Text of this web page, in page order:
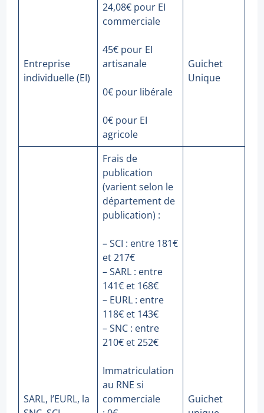
Entreprise
individuelle (EI)
24,08€ pour EI
commerciale
45€ pour EI
artisanale
0€ pour libérale
0€ pour EI
agricole
Guichet
Unique
SARL, l’EURL, la
Frais de
publication
(varient selon le
département de
publication) :
– SCI : entre 181€
et 217€
– SARL : entre
141€ et 168€
– EURL : entre
118€ et 143€
– SNC : entre
210€ et 252€
Immatriculation
au RNE si
commerciale
Guichet